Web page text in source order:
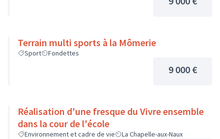
Terrain multi sports à la Mômerie
Sport Fondettes
9 000 €
Réalisation d'une fresque du Vivre ensemble
dans la cour de l'école
Environnement et cadre de vie La Chapelle-aux-Naux